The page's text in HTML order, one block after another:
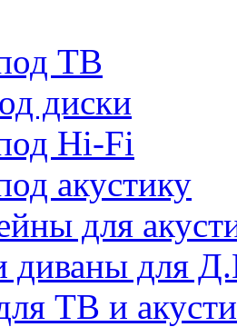
ТВ
диски
Hi-Fi
акустику
для
диваны для
ТВ и